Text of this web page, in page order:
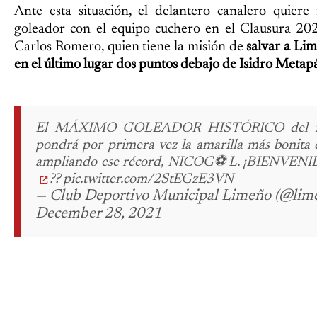
Ante esta situación, el delantero canalero
goleador con el equipo cuchero en el Clausura
Carlos Romero, quien tiene la misión desalvar a
en el último lugar dos puntos debajo de Isidro
El MÁXIMO GOLEADOR HISTÓRICO del
pondrá por primera vez la amarilla más bonita
ampliando ese récord, NICOG⚽️L.
?? pic.twitter.com/2StEGzE3VN
— Club Deportivo Municipal Limeño
December 28, 2021